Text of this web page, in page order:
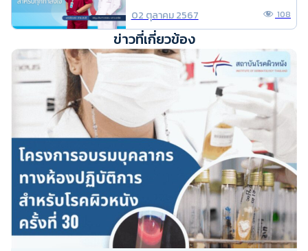
02 ตุลาคม 2567 108
ข่าวที่เกี่ยวข้อง